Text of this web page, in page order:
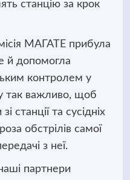
станцію за крок
МАГАТЕ прибула
й допомогла
контролем у
так важливо, щоб
станції та сусідніх
обстрілів самої
з неї.
партнери